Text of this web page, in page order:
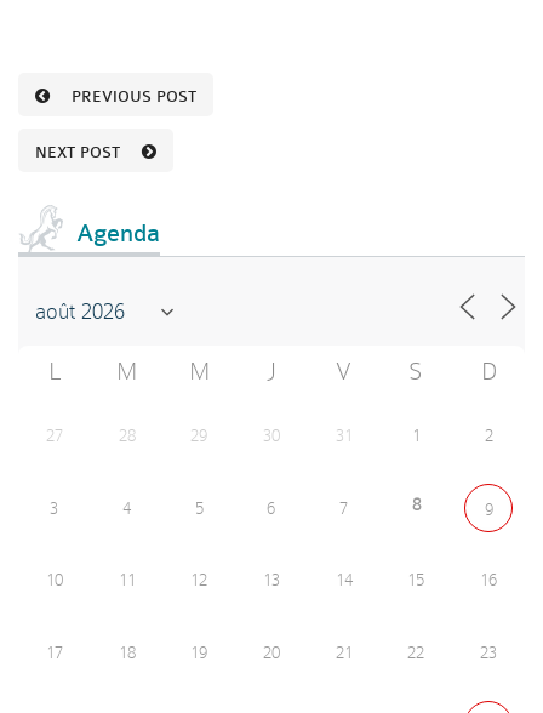
PREVIOUS POST
NEXT POST
Agenda
L M M J V S D
27 28 29 30 31 1 2
3 4 5 6 7 8 9
10 11 12 13 14 15 16
17 18 19 20 21 22 23